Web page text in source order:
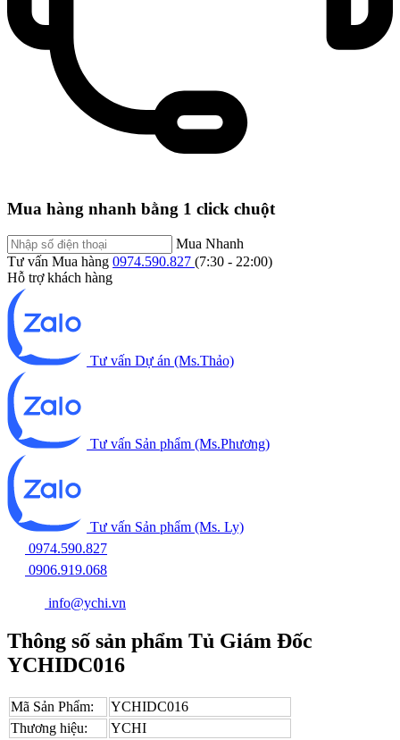
Mua hàng nhanh bằng 1 click chuột
Mua Nhanh
Tư vấn Mua hàng 0974.590.827 (7:30 - 22:00)
Hỗ trợ khách hàng
Tư vấn Dự án (Ms.Thảo)
Tư vấn Sản phẩm (Ms.Phương)
Tư vấn Sản phẩm (Ms. Ly)
0974.590.827
0906.919.068
info@ychi.vn
Thông số sản phẩm Tủ Giám Đốc
YCHIDC016
Mã Sản Phẩm:
YCHIDC016
Thương hiệu:
YCHI